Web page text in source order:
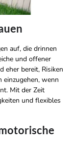
auf, die drinnen
und offener
eher bereit, Risiken
einzugehen, wenn
Mit der Zeit
und flexibles